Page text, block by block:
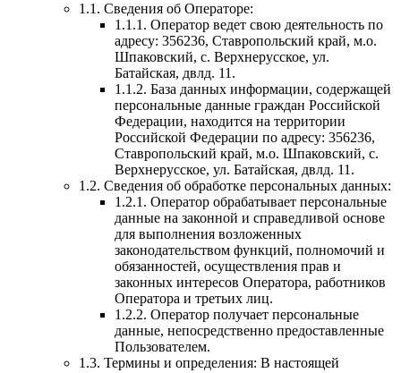
1.1. Сведения об Операторе:
1.1.1. Оператор ведет свою деятельность по
адресу: 356236, Ставропольский край, м.о.
Шпаковский, с. Верхнерусское, ул.
Батайская, двлд. 11.
1.1.2. База данных информации, содержащей
персональные данные граждан Российской
Федерации, находится на территории
Российской Федерации по адресу: 356236,
Ставропольский край, м.о. Шпаковский, с.
Верхнерусское, ул. Батайская, двлд. 11.
1.2. Сведения об обработке персональных данных:
1.2.1. Оператор обрабатывает персональные
данные на законной и справедливой основе
для выполнения возложенных
законодательством функций, полномочий и
обязанностей, осуществления прав и
законных интересов Оператора, работников
Оператора и третьих лиц.
1.2.2. Оператор получает персональные
данные, непосредственно предоставленные
Пользователем.
1.3. Термины и определения: В настоящей